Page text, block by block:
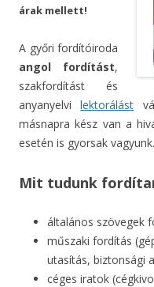
árak mellett!
A győri fordítóiroda
angol fordítást,
szakfordítást és
anyanyelvilektorálást
másnapra kész van a
esetén is gyorsak vagyunk.
Mit tudunk
általános szövegek
műszaki fordítás
utasítás, biztonsági
céges iratok